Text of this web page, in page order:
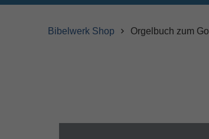
Bibelwerk Shop Orgelbuch zum